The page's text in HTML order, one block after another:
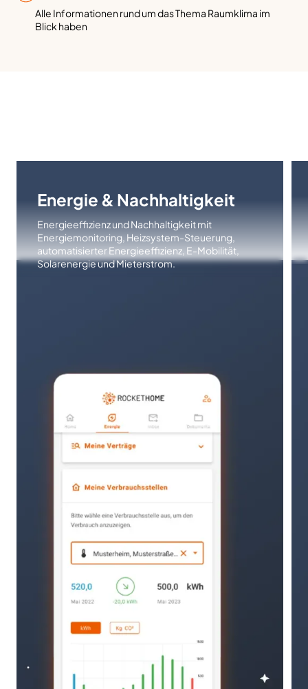
Alle Informationen rund um das Thema Raumklima im
Blick haben
Energie & Nachhaltigkeit
Energieeffizienz und Nachhaltigkeit mit
Energiemonitoring, Heizsystem-Steuerung,
automatisierter Energieeffizienz, E-Mobilität,
Solarenergie und Mieterstrom.